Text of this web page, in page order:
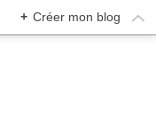
+ Créer mon blog